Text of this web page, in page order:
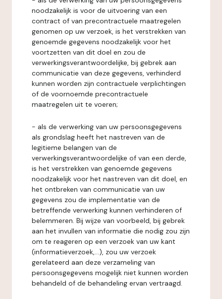
noodzakelijk is voor de uitvoering van een
contract of van precontractuele maatregelen
genomen op uw verzoek, is het verstrekken van
genoemde gegevens noodzakelijk voor het
voortzetten van dit doel en zou de
verwerkingsverantwoordelijke, bij gebrek aan
communicatie van deze gegevens, verhinderd
kunnen worden zijn contractuele verplichtingen
of de voornoemde precontractuele
maatregelen uit te voeren;
- als de verwerking van uw persoonsgegevens
als grondslag heeft het nastreven van de
legitieme belangen van de
verwerkingsverantwoordelijke of van een derde,
is het verstrekken van genoemde gegevens
noodzakelijk voor het nastreven van dit doel, en
het ontbreken van communicatie van uw
gegevens zou de implementatie van de
betreffende verwerking kunnen verhinderen of
belemmeren. Bij wijze van voorbeeld, bij gebrek
aan het invullen van informatie die nodig zou zijn
om te reageren op een verzoek van uw kant
(informatieverzoek,...), zou uw verzoek
gerelateerd aan deze verzameling van
persoonsgegevens mogelijk niet kunnen worden
behandeld of de behandeling ervan vertraagd.